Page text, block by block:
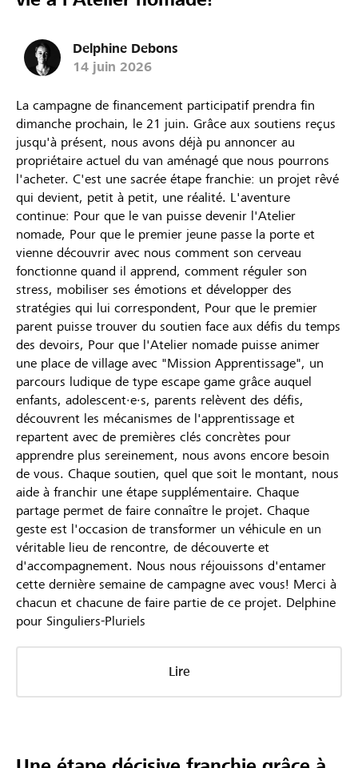
Delphine Debons
14 juin 2026
La campagne de financement participatif prendra fin
dimanche prochain, le 21 juin. Grâce aux soutiens reçus
jusqu'à présent, nous avons déjà pu annoncer au
propriétaire actuel du van aménagé que nous pourrons
l'acheter. C'est une sacrée étape franchie: un projet rêvé
qui devient, petit à petit, une réalité. L'aventure
continue: Pour que le van puisse devenir l'Atelier
nomade, Pour que le premier jeune passe la porte et
vienne découvrir avec nous comment son cerveau
fonctionne quand il apprend, comment réguler son
stress, mobiliser ses émotions et développer des
stratégies qui lui correspondent, Pour que le premier
parent puisse trouver du soutien face aux défis du temps
des devoirs, Pour que l'Atelier nomade puisse animer
une place de village avec "Mission Apprentissage", un
parcours ludique de type escape game grâce auquel
enfants, adolescent·e·s, parents relèvent des défis,
découvrent les mécanismes de l'apprentissage et
repartent avec de premières clés concrètes pour
apprendre plus sereinement, nous avons encore besoin
de vous. Chaque soutien, quel que soit le montant, nous
aide à franchir une étape supplémentaire. Chaque
partage permet de faire connaître le projet. Chaque
geste est l'occasion de transformer un véhicule en un
véritable lieu de rencontre, de découverte et
d'accompagnement. Nous nous réjouissons d'entamer
cette dernière semaine de campagne avec vous! Merci à
chacun et chacune de faire partie de ce projet. Delphine
pour Singuliers-Pluriels
Lire